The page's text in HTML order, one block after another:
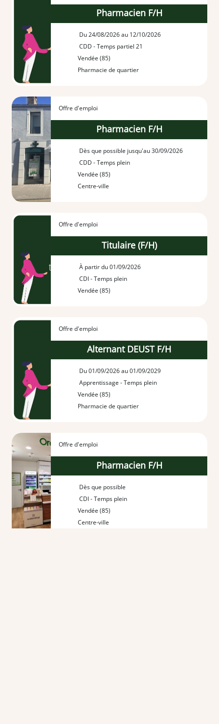
Pharmacien F/H
Du 24/08/2026 au 12/10/2026
CDD - Temps partiel 21
Vendée (85)
Pharmacie de quartier
Offre d'emploi
Pharmacien F/H
Dès que possible jusqu'au 30/09/2026
CDD - Temps plein
Vendée (85)
Centre-ville
Offre d'emploi
Titulaire (F/H)
À partir du 01/09/2026
CDI - Temps plein
Vendée (85)
Offre d'emploi
Alternant DEUST F/H
Du 01/09/2026 au 01/09/2029
Apprentissage - Temps plein
Vendée (85)
Pharmacie de quartier
Offre d'emploi
Pharmacien F/H
Dès que possible
CDI - Temps plein
Vendée (85)
Centre-ville